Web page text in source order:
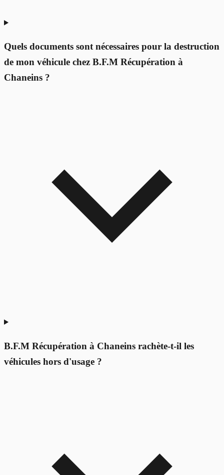
Quels documents sont nécessaires pour la destruction
de mon véhicule chez B.F.M Récupération à
Chaneins ?
B.F.M Récupération à Chaneins rachète-t-il les
véhicules hors d'usage ?